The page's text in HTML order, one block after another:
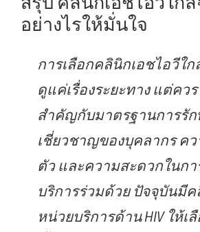
อย่างไรให้มั่นใจ
การเลือกคลินิกเอชไอวีใ
ดูแค่เรื่องระยะทาง แต่คว
สำคัญกับมาตรฐานการรั
เชี่ยวชาญของบุคลากร ค
ตัว และความสะดวกในกา
บริการร่วมด้วย ปัจจุบันมี
หน่วยบริการด้าน HIV ให้เ